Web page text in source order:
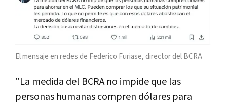
El mensaje en redes de Federico Furiase, director del BCRA
"La medida del BCRA no impide que las
personas humanas compren dólares para